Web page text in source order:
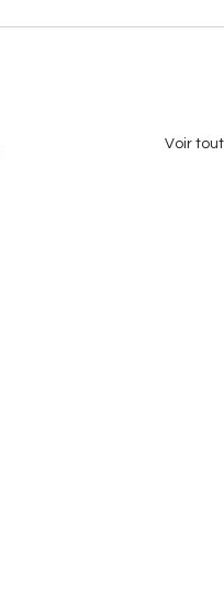
Voir tout